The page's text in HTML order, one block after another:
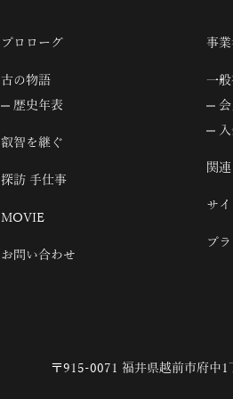
プロローグ
古の物語
歴史年表
叡智を継ぐ
探訪 手仕事
MOVIE
お問い合わせ
事
一
関
サ
プ
〒915-0071 福井県越前市府中1